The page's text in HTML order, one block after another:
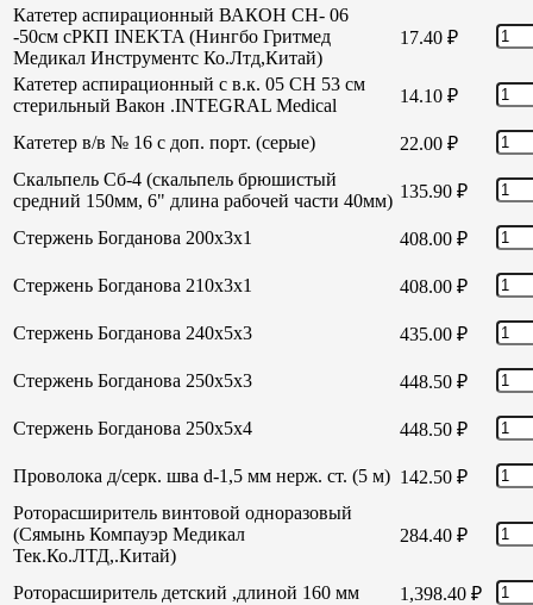
Катетер аспирационный ВАКОН СН- 06
-50см сРКП INEKTA (Нингбо Гритмед
Медикал Инструментс Ко.Лтд,Китай)
17.40 ₽
Катетер аспирационный с в.к. 05 СН 53 см
стерильный Вакон .INTEGRAL Medical
14.10 ₽
Катетер в/в № 16 с доп. порт. (серые) 22.00 ₽
Скальпель Сб-4 (скальпель брюшистый
средний 150мм, 6" длина рабочей части 40мм) 135.90 ₽
Стержень Богданова 200х3х1 408.00 ₽
Стержень Богданова 210х3х1 408.00 ₽
Стержень Богданова 240х5х3 435.00 ₽
Стержень Богданова 250х5х3 448.50 ₽
Стержень Богданова 250х5х4 448.50 ₽
Проволока д/серк. шва d-1,5 мм нерж. ст. (5 м) 142.50 ₽
Роторасширитель винтовой одноразовый
(Сямынь Компауэр Медикал
Тек.Ко.ЛТД,.Китай)
284.40 ₽
Роторасширитель детский ,длиной 160 мм 1,398.40 ₽